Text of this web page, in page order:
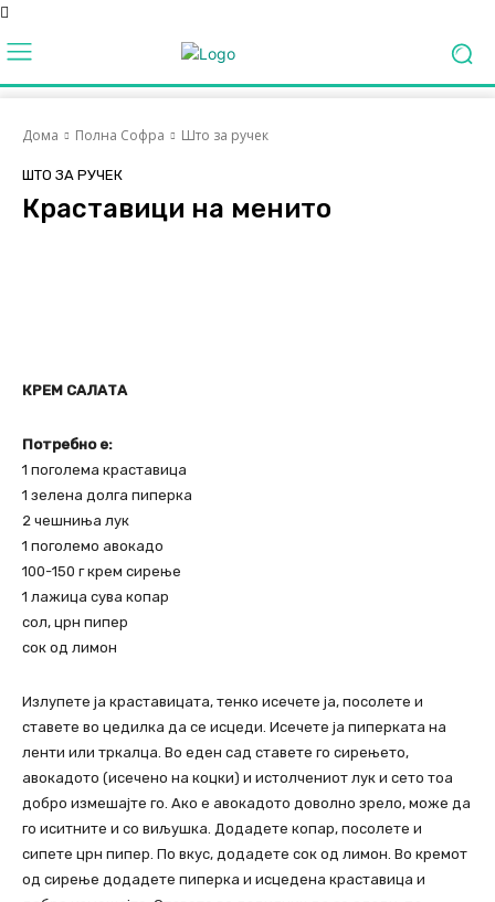
Дома Полна Софра Што за ручек
ШТО ЗА РУЧЕК
Краставици на менито
КРЕМ САЛАТА
Потребно е:
1 поголема краставица
1 зелена долга пиперка
2 чешниња лук
1 поголемо авокадо
100-150 г крем сирење
1 лажица сува копар
сол, црн пипер
сок од лимон
Излупете ја краставицата, тенко исечете ја, посолете и
ставете во цедилка да се исцеди. Исечете ја пиперката на
ленти или тркалца. Во еден сад ставете го сирењето,
авокадото (исечено на коцки) и истолчениот лук и сето тоа
добро измешајте го. Ако е авокадото доволно зрело, може да
го иситните и со виљушка. Додадете копар, посолете и
сипете црн пипер. По вкус, додадете сок од лимон. Во кремот
од сирење додадете пиперка и исцедена краставица и